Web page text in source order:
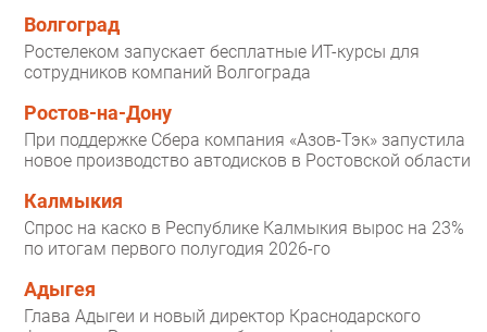
Волгоград
Ростелеком запускает бесплатные ИТ-курсы для
сотрудников компаний Волгограда
Ростов-на-Дону
При поддержке Сбера компания «Азов-Тэк» запустила
новое производство автодисков в Ростовской области
Калмыкия
Спрос на каско в Республике Калмыкия вырос на 23%
по итогам первого полугодия 2026-го
Адыгея
Глава Адыгеи и новый директор Краснодарского